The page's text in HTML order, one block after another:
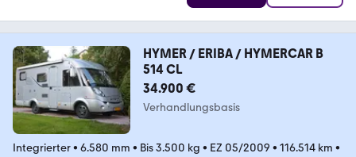
HYMER / ERIBA / HYMERCAR B
514 CL
34.900 €
Verhandlungsbasis
Integrierter• 6.580 mm • Bis 3.500 kg • EZ 05/2009 • 116.514 km •